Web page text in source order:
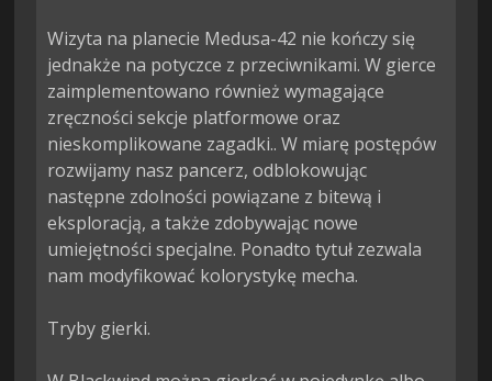
Wizyta na planecie Medusa-42 nie kończy się
jednakże na potyczce z przeciwnikami. W gierce
zaimplementowano również wymagające
zręczności sekcje platformowe oraz
nieskomplikowane zagadki.. W miarę postępów
rozwijamy nasz pancerz, odblokowując
następne zdolności powiązane z bitewą i
eksploracją, a także zdobywając nowe
umiejętności specjalne. Ponadto tytuł zezwala
nam modyfikować kolorystykę mecha.
Tryby gierki.